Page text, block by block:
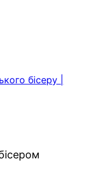
бісеру |